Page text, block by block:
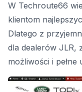
W Techroute66
klientom
Dlatego z
dla dealerów JLR,
możliwości i pełne